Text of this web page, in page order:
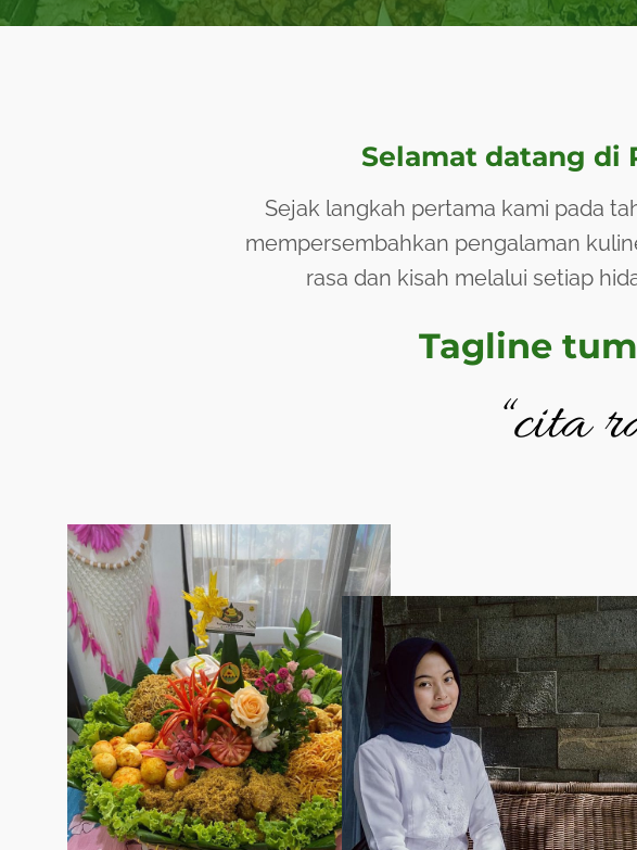
Selamat datang di
Sejak langkah pertama kami pada
mempersembahkan pengalaman
rasa dan kisah melalui setiap
Tagline
“cita